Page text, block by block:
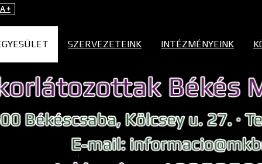
A +
SZERVEZETEINK INTÉZMÉNYEINK